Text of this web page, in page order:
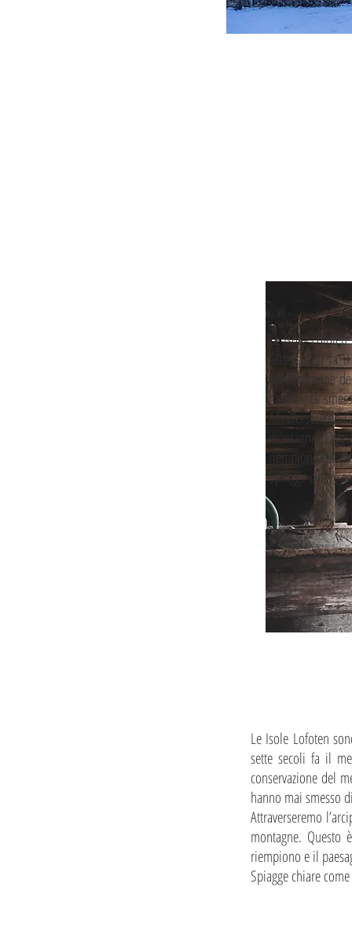
Le Isole
sette secoli
conservazione
hanno mai
Attraverseremo
montagne.
riempiono e il
Spiagge chiare
Le Isole Lofoten
sette secoli fa il
conservazione del
hanno mai smesso
Attraverseremo
montagne.
riempiono e il
Spiagge chiare